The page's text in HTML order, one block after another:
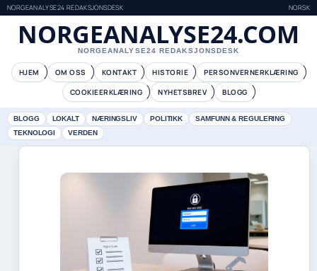
NORGEANALYSE24 REDAKSJONSDESK NORSK
NORGEANALYSE24.COM
NORGEANALYSE24 REDAKSJONSDESK
HJEM OM OSS KONTAKT HISTORIE
PERSONVERNERKLÆRING
COOKIEERKLÆRING
NYHETSBREV BLOGG
BLOGG LOKALT NÆRINGSLIV POLITIKK
SAMFUNN & REGULERING
TEKNOLOGI
VERDEN